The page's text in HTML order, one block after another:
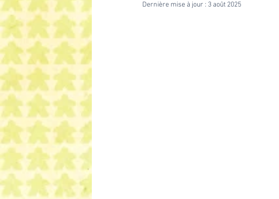
Dernière mise à jour : 3 août 2025